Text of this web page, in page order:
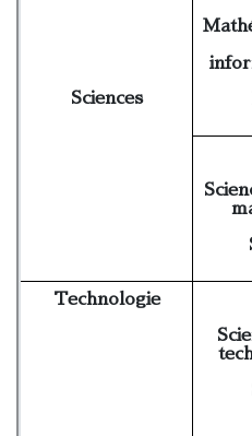
Sciences
Technologie